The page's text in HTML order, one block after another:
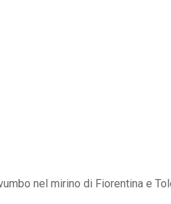
nel mirino di Fiorentina e